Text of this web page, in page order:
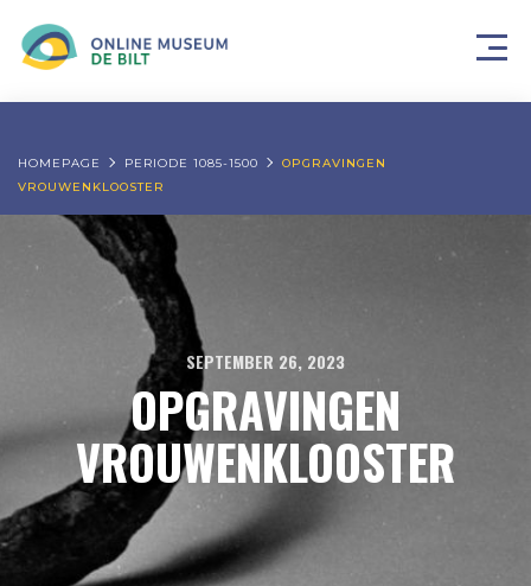
HOMEPAGE PERIODE 1085-1500
OPGRAVINGEN
VROUWENKLOOSTER
SEPTEMBER 26, 2023
OPGRAVINGEN
VROUWENKLOOSTER